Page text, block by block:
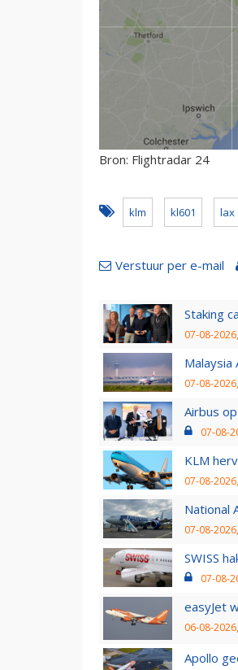
Bron: Flightradar 24
klm kl601 lax
Verstuur per e-mail
Staking
07-08-
07-08-
Airbus
07-08-
KLM
07-08-
National
07-08-
SWISS
07-08-
easyJet
06-08-
Apollo